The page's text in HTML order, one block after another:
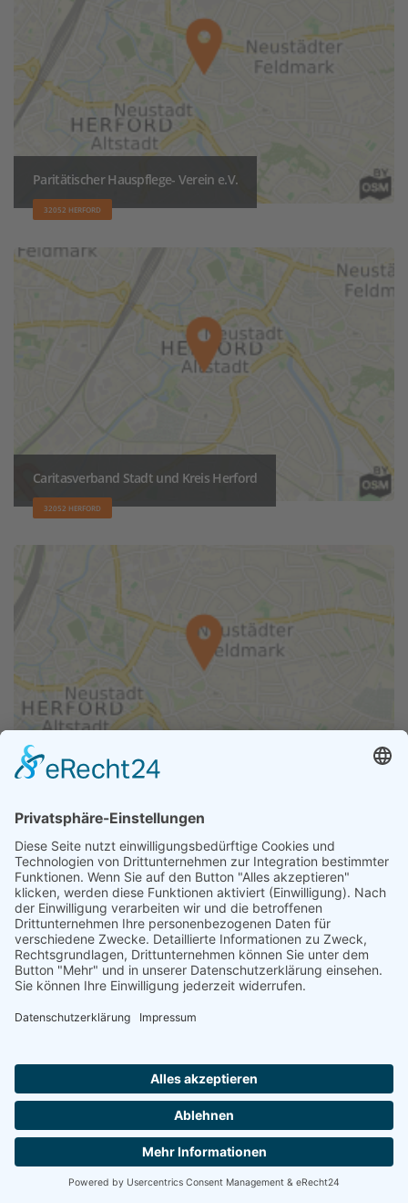
Paritätischer Hauspflege- Verein e.V.
32052 HERFORD
Caritasverband Stadt und Kreis Herford
32052 HERFORD
Schwester Annemarie Pflegedienst GmbH & Co KG
32049 HERFORD